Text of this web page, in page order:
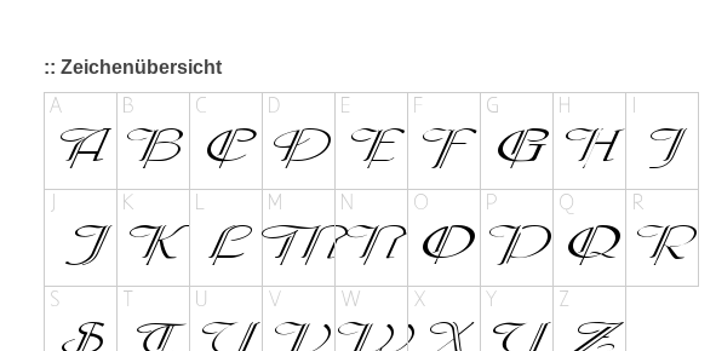
:: Zeichenübersicht